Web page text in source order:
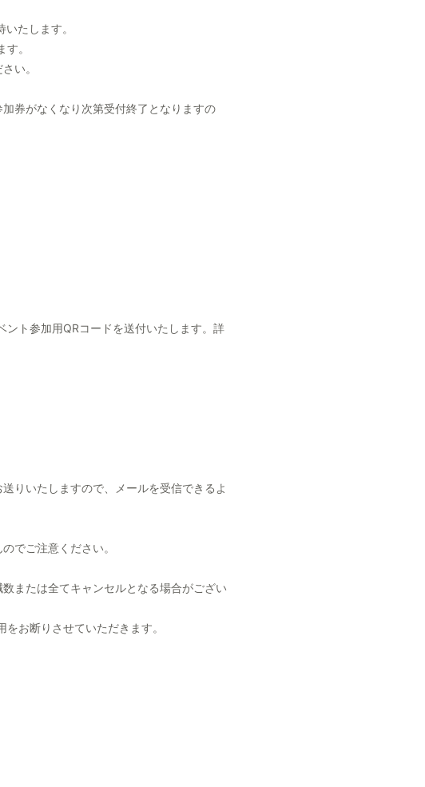
たします。
。
い。
券がなくなり次第受付終了となりますの
ト参加用QRコードを送付いたします。詳
りいたしますので、メールを受信できるよ
でご注意ください。
または全てキャンセルとなる場合がござい
お断りさせていただきます。